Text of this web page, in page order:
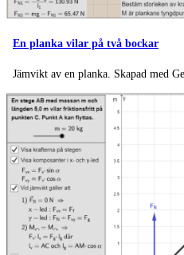
En planka vilar på två bockar
Jämvikt av en planka. Ska­pad med